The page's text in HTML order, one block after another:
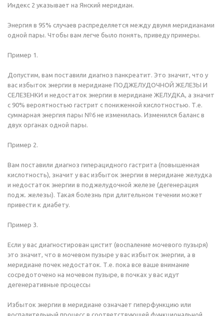
Индекс 2 указывает на Янский меридиан.
Энергия в 95% случаев распределяется между двумя меридианами
одной пары. Чтобы вам легче было понять, приведу примеры.
Пример 1.
Допустим, вам поставили диагноз панкреатит. Это значит, что у
вас избыток энергии в меридиане ПОДЖЕЛУДОЧНОЙ ЖЕЛЕЗЫ И
СЕЛЕЗЕНКИ и недостаток энергии в меридиане ЖЕЛУДКА, а значит
с 90% вероятностью гастрит с пониженной кислотностью. Т.е.
суммарная энергия пары №6 не изменилась. Изменился баланс в
двух органах одной пары.
Пример 2.
Вам поставили диагноз гиперацидного гастрита (повышенная
кислотность), значит у вас избыток энергии в меридиане желудка
и недостаток энергии в поджелудочной железе (дегенерация
подж. железы). Такая болезнь при длительном течении может
привести к диабету.
Пример 3.
Если у вас диагностирован цистит (воспаление мочевого пузыря)
это значит, что в мочевом пузыре у вас избыток энергии, а в
меридиане почек недостаток. Т.е. пока все ваше внимание
сосредоточено на мочевом пузыре, в почках у вас идут
дегенеративные процессы
Избыток энергии в меридиане означает гиперфункцию или
воспалительный процесс в соответствующей функциональной